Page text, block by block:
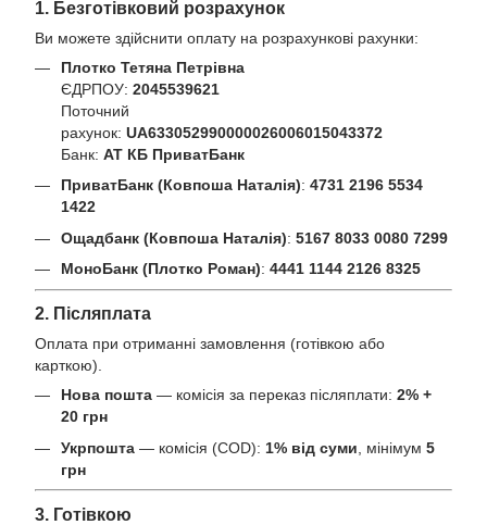
1. Безготівковий розрахунок
Ви можете здійснити оплату на розрахункові рахунки:
Плотко Тетяна Петрівна
ЄДРПОУ: 2045539621
Поточний
рахунок: UA633052990000026006015043372
Банк: АТ КБ ПриватБанк
ПриватБанк (Ковпоша Наталія): 4731 2196 5534
1422
Ощадбанк (Ковпоша Наталія): 5167 8033 0080 7299
МоноБанк (Плотко Роман): 4441 1144 2126 8325
2. Післяплата
Оплата при отриманні замовлення (готівкою або
карткою).
Нова пошта — комісія за переказ післяплати: 2% +
20 грн
Укрпошта — комісія (COD): 1% від суми , мінімум 5
грн
3. Готівкою